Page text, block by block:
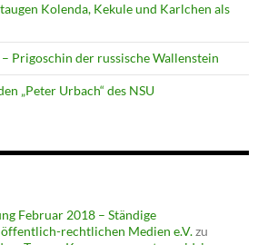
Kolenda, Kekule und Karlchen als
Prigoschin der russische Wallenstein
„Peter Urbach“ des NSU
Februar 2018 – Ständige
rechtlichen Medien e.V.zu